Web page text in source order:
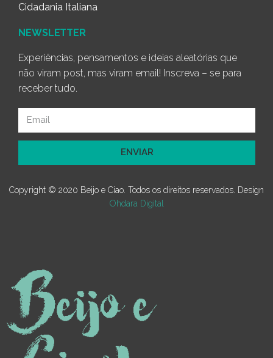
Cidadania Italiana
NEWSLETTER
Experiências, pensamentos e ideias aleatórias que
não viram post, mas viram email! Inscreva – se para
receber tudo.
ENVIAR
Copyright © 2020 Beijo e Ciao. Todos os direitos reservados. Design
Ohdara Digital